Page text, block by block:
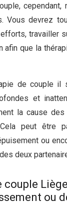
cependant,
Vous devrez
travailler
afin que la
de couple il
et
la cause
peut être
ou
deux
couple
ou